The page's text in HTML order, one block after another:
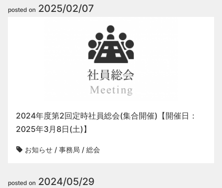
posted on 2025/02/07
2024年度第2回定時社員総会(集合開催)【開催日：
2025年3月8日(土)】
お知らせ / 事務局 / 総会
posted on 2024/05/29